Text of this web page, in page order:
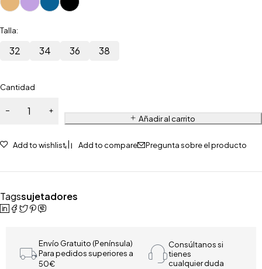
Talla:
32 34 36 38
Cantidad
Añadir al carrito
Add to wishlist Add to compare Pregunta sobre el producto
Tagssujetadores
Envío Gratuito (Península)
Para pedidos superiores a
50€
Consúltanos si
tienes
cualquier duda